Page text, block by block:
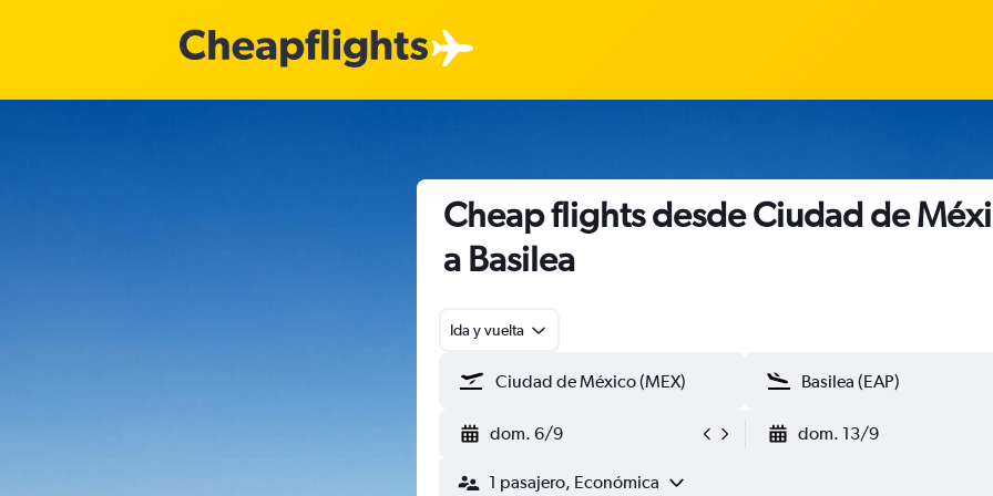
Cheap flights desde Ciudad de
a Basilea
Ida y vuelta
dom. 6/9 dom. 13/9
1 pasajero, Económica